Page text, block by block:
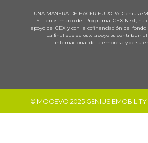
UNA MANERA DE HACER EUROPA. Genius
S.L. en el marco del Programa ICEX Next, ha
apoyo de ICEX y con la cofinanciación del fondo
La finalidad de este apoyo es contribuir
internacional de la empresa y de su
© MOOEVO 2025 GENIUS EMOBILITY